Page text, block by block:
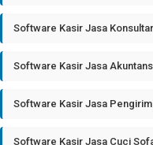
Software Kasir Jasa
Software Kasir Jasa
Software Kasir Jasa
Software Kasir Jasa Cuci